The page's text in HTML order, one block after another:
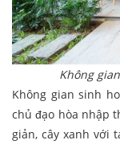
Không
Không gian sinh
chủ đạo hòa nhập
giản, cây xanh với